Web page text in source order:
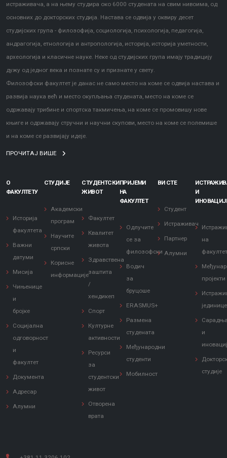
истраживача, а на њему студира око 6000 студената на свим нивоима, од
основних до докторских студија. Настава се одвија у оквиру десет
студијских група - филозофија, социологија, психологија, педагогија,
андрагогија, етнологија и антропологија, историја, историја уметности,
археологија и класичне науке. Неке од студијских група имају традицију
дужу од једног века и познате су и признате у свету.
Филозофски факултет је данас не само место на коме се одвија настава и
развија наука већ и место окупљања студената, место на коме се
одржавају трибине и спортска такмичења, на коме се промовишу нове
књиге и одржавају стручни и научни скупови, место на коме се полемише
и на коме се развијају идеје.
ПРОЧИТАЈ ВИШЕ
О
ФАКУЛТЕТУ
Историја
факултета
Важни
датуми
Мисија
Чињенице
и
бројке
Социјална
одговорност
и
факултет
Документа
Адресар
Алумни
СТУДИЈЕ
Академски
програм
Научите
српски
Корисне
информације
СТУДЕНТСКИ
ЖИВОТ
Факултет
Квалитет
живота
Здравствена
заштита
/
хендикеп
Спорт
Културне
активности
Ресурси
за
студентски
живот
Отворена
врата
ПРИЈЕМИ
НА
ФАКУЛТЕТ
Одлучите
се за
филозофски
Водич
за
бруцоше
ERASMUS+
Размена
студената
Међународни
студенти
Мобилност
ВИ СТЕ
Студент
Истраживач
Партнер
Алумни
И
на
пројекти
јединице
и
студије